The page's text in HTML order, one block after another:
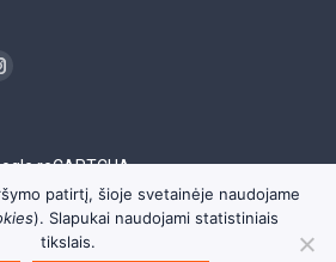
window
reCAPTCHA
patirtį, šioje svetainėje naudojame
). Slapukai naudojami statistiniais
tikslais.